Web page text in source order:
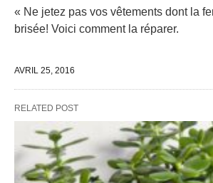
« Ne jetez pas vos vêtements dont la
brisée! Voici comment la réparer.
AVRIL 25, 2016
RELATED POST